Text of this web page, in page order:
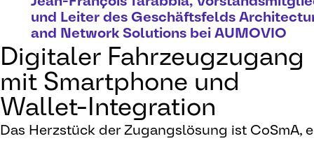
und Leiter des Geschäftsfelds
and Network Solutions bei AUMOVIO
Digitaler Fahrzeugzugang
mit Smartphone und
Wallet-Integration
Das Herzstück der Zugangslösung ist CoSmA,